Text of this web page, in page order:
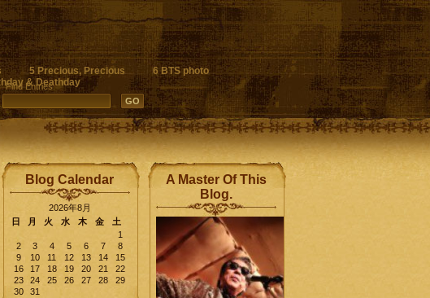
5 Precious, Precious
6 BTS photo
& Deathday
Find Entries
Blog Calendar
2026年8月
日
月 火 水 木 金
土
1
2
3 4 5 6 7
8
9
10 11 12 13 14
15
16
17 18 19 20 21
22
23
24 25 26 27 28
29
30
31
A Master Of This
Blog.